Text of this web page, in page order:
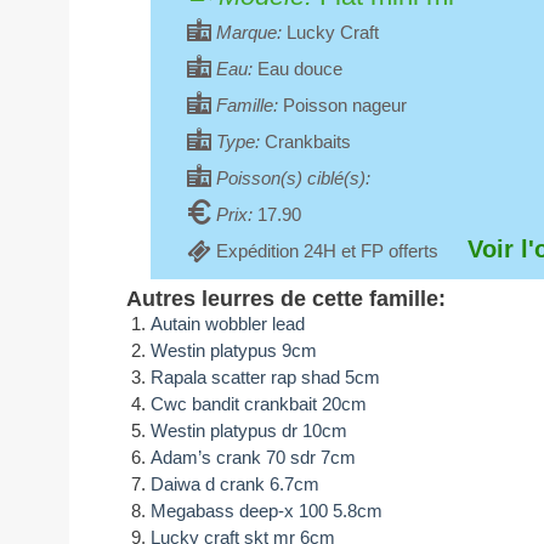
Marque: Lucky Craft
Eau: Eau douce
Famille: Poisson nageur
Type: Crankbaits
Poisson(s) ciblé(s):
Prix: 17.90
Expédition 24H et FP offerts
Voir
Autres leurres de cette famille:
Autain wobbler lead
Westin platypus 9cm
Rapala scatter rap shad 5cm
Cwc bandit crankbait 20cm
Westin platypus dr 10cm
Adam’s crank 70 sdr 7cm
Daiwa d crank 6.7cm
Megabass deep-x 100 5.8cm
Lucky craft skt mr 6cm